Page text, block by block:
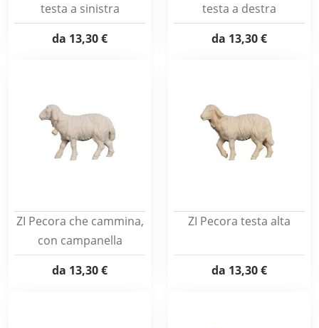
testa a sinistra
da 13,30 €
testa a destra
da 13,30 €
ZI Pecora che cammina,
con campanella
da 13,30 €
ZI Pecora testa alta
da 13,30 €